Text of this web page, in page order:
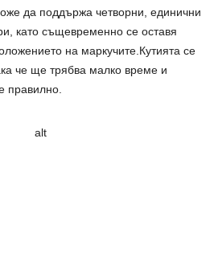
да поддържа четворни, единични
като същевременно се оставя
на маркучите.Кутията се
че ще трябва малко време и
правилно.